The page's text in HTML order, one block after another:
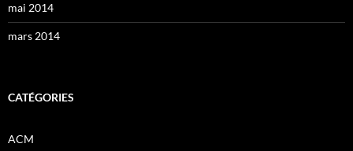
mai 2014
mars 2014
CATÉGORIES
ACM